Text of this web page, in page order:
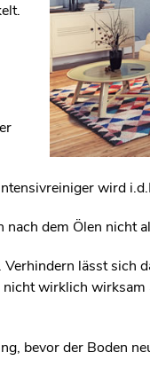
wird
dem Ölen nicht
lässt sich
wirklich
bevor der Boden